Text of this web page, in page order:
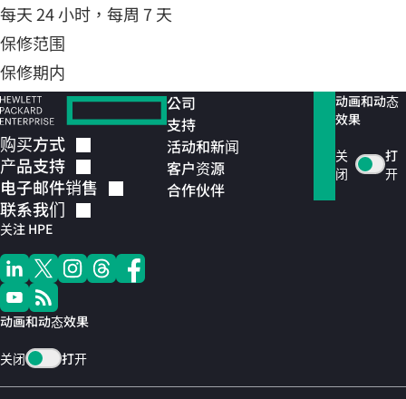
每天 24 小时，每周 7 天
保修范围
保修期内
购买方式
产品支持
电子邮件销售
联系我们
关注 HPE
动画和动态效果
关闭 打开
公司
支持
活动和新闻
客户资源
合作伙伴
动画和动态
效果
关
闭
打
开